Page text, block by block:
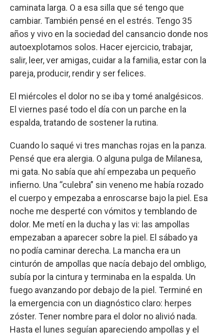
caminata larga. O a esa silla que sé tengo que
cambiar. También pensé en el estrés. Tengo 35
años y vivo en la sociedad del cansancio donde nos
autoexplotamos solos. Hacer ejercicio, trabajar,
salir, leer, ver amigas, cuidar a la familia, estar con la
pareja, producir, rendir y ser felices.
El miércoles el dolor no se iba y tomé analgésicos.
El viernes pasé todo el día con un parche en la
espalda, tratando de sostener la rutina.
Cuando lo saqué vi tres manchas rojas en la panza.
Pensé que era alergia. O alguna pulga de Milanesa,
mi gata. No sabía que ahí empezaba un pequeño
infierno. Una “culebra” sin veneno me había rozado
el cuerpo y empezaba a enroscarse bajo la piel. Esa
noche me desperté con vómitos y temblando de
dolor. Me metí en la ducha y las vi: las ampollas
empezaban a aparecer sobre la piel. El sábado ya
no podía caminar derecha. La mancha era un
cinturón de ampollas que nacía debajo del ombligo,
subía por la cintura y terminaba en la espalda. Un
fuego avanzando por debajo de la piel. Terminé en
la emergencia con un diagnóstico claro: herpes
zóster. Tener nombre para el dolor no alivió nada.
Hasta el lunes seguían apareciendo ampollas y el